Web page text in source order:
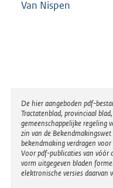
Van Nispen
Disclaimer
De hier aangeboden pdf-
Tractatenblad, provinciaal
gemeenschappelijke regeling
zin van de
bekendmaking verdragen
Voor pdf-publicaties van vóór
vorm uitgegeven bladen
elektronische versies daarvan